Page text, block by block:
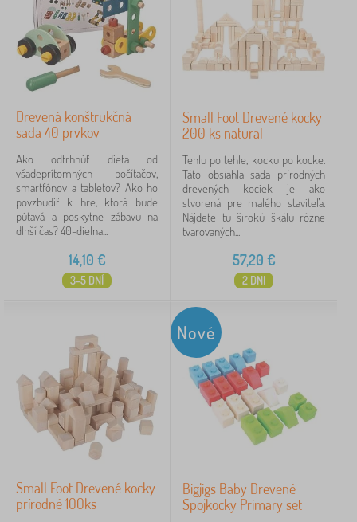
Drevená konštrukčná
sada 40 prvkov
Ako odtrhnúť dieťa od
všadeprítomných počítačov,
smartfónov a tabletov? Ako ho
povzbudiť k hre, ktorá bude
pútavá a poskytne zábavu na
dlhší čas? 40-dielna...
14,10 €
3-5 DNÍ
Small Foot Drevené kocky
200 ks natural
Tehlu po tehle, kocku po kocke.
Táto obsiahla sada prírodných
drevených kociek je ako
stvorená pre malého staviteľa.
Nájdete tu širokú škálu rôzne
tvarovaných...
57,20 €
2 DNI
Small Foot Drevené kocky
prírodné 100ks
Nové
Bigjigs Baby Drevené
Spojkocky Primary set